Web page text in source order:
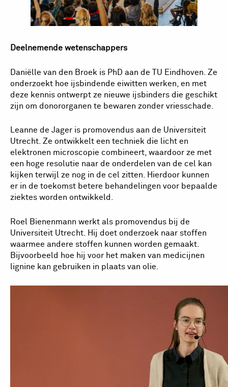
Deelnemende wetenschappers
Daniëlle van den Broek is PhD aan de TU Eindhoven. Ze
onderzoekt hoe ijsbindende eiwitten werken, en met
deze kennis ontwerpt ze nieuwe ijsbinders die geschikt
zijn om donororganen te bewaren zonder vriesschade.
Leanne de Jager is promovendus aan de Universiteit
Utrecht. Ze ontwikkelt een techniek die licht en
elektronen microscopie combineert, waardoor ze met
een hoge resolutie naar de onderdelen van de cel kan
kijken terwijl ze nog in de cel zitten. Hierdoor kunnen
er in de toekomst betere behandelingen voor bepaalde
ziektes worden ontwikkeld.
Roel Bienenmann werkt als promovendus bij de
Universiteit Utrecht. Hij doet onderzoek naar stoffen
waarmee andere stoffen kunnen worden gemaakt.
Bijvoorbeeld hoe hij voor het maken van medicijnen
lignine kan gebruiken in plaats van olie.